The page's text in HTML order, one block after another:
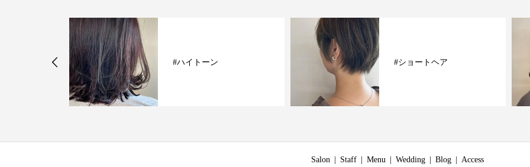
#ハイトーン #ショートヘア
Salon Staff Menu Wedding Blog Access